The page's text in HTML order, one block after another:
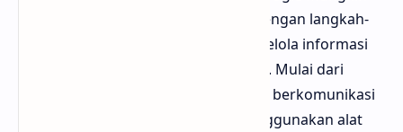
bukan proses yang instan, namun dengan langkah-
langkah yang tepat, Anda bisa mengelola informasi
yang muncul di hasil pencarian Anda. Mulai dari
memahami mengapa artikel muncul, berkomunikasi
dengan pemilik konten, hingga menggunakan alat